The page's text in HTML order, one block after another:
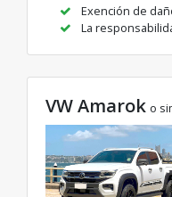
Exención de
La
VW Amarok o